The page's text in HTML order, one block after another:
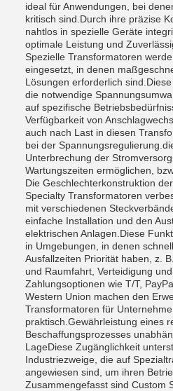
ideal für Anwendungen, bei
kritisch sind.Durch ihre präzise
nahtlos in spezielle Geräte
optimale Leistung und
Spezielle Transformatoren
eingesetzt, in denen
Lösungen erforderlich
die notwendige
auf spezifische
Verfügbarkeit von
auch nach Last in diesen
bei der
Unterbrechung der
Wartungszeiten ermöglichen,
Die Geschlechterkonstruktion
Specialty Transformatoren
mit verschiedenen
einfache Installation und den
elektrischen Anlagen.Diese
in Umgebungen, in denen
Ausfallzeiten Priorität haben, z.
und Raumfahrt, Verteidigung
Zahlungsoptionen wie T/T,
Western Union machen den
Transformatoren für
praktisch.Gewährleistung eines
Beschaffungsprozesses
LageDiese Zugänglichkeit
Industriezweige, die auf
angewiesen sind, um ihren
Zusammengefasst sind Custom